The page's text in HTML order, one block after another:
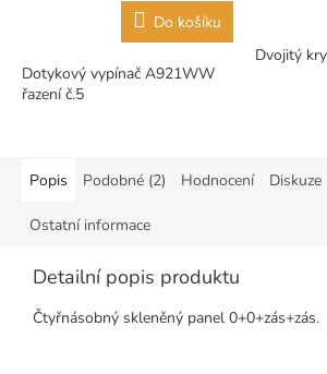
Do košíku
Dotykový vypínač A921WW
řazení č.5
hvězdiček.
Dvojitý
Popis Podobné (2) Hodnocení Diskuze
Ostatní informace
Detailní popis produktu
Čtyřnásobný skleněný panel 0+0+zás+zás.